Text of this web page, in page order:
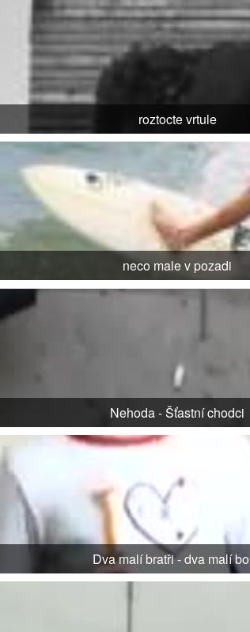
roztocte vrtule
neco male v pozadi
Nehoda - Šťastní chodci
Dva malí bratři - dva malí